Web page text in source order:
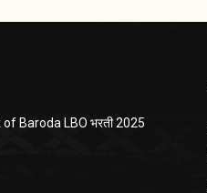
of Baroda LBO भरती 2025